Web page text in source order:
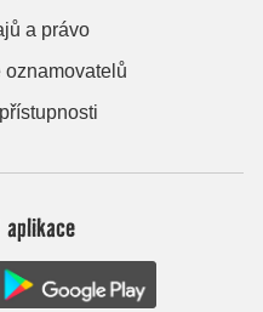
a právo
oznamovatelů
aplikace